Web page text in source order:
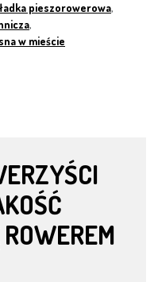
pieszorowerowa,
,
w mieście